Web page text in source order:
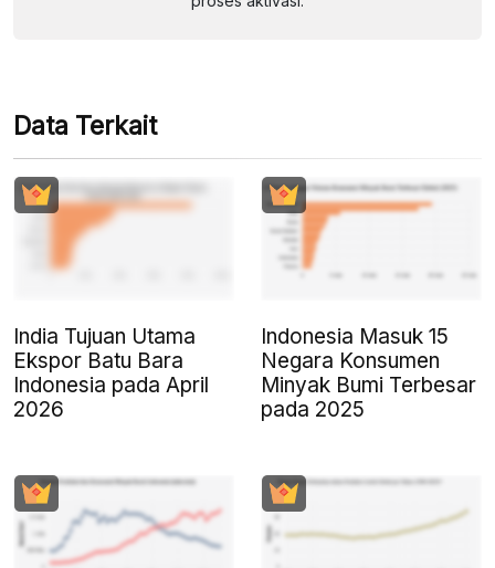
Data Terkait
India Tujuan Utama
Ekspor Batu Bara
Indonesia pada April
2026
Indonesia Masuk 15
Negara Konsumen
Minyak Bumi Terbesar
pada 2025